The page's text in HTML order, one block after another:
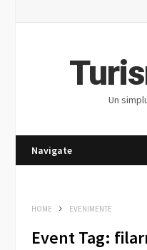
Un
Navigate
HOME EVENIMENTE
Event Tag: